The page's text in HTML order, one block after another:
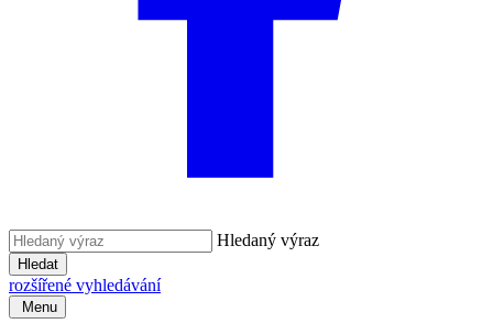
Hledaný výraz
Hledat
rozšířené vyhledávání
Menu